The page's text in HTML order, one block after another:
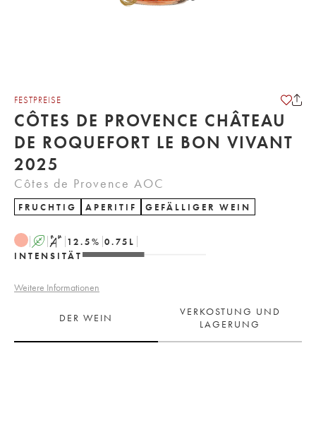
FESTPREISE
CÔTES DE PROVENCE CHÂTEAU
DE ROQUEFORT LE BON VIVANT
2025
Côtes de Provence AOC
FRUCHTIG APERITIF GEFÄLLIGER WEIN
A S 12.5% 0.75 L
INTENSITÄT
Weitere Informationen
DER WEIN
VERKOSTUNG UND
LAGERUNG